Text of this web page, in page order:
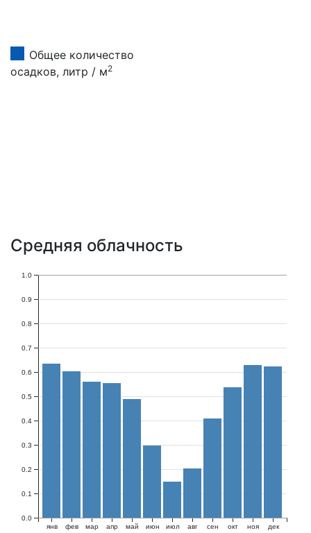
Общее количество
осадков, литр / м2
Средняя облачность
янв фев мар апр май июн июл авг сен окт ноя дек
0.0
0.1
0.2
0.3
0.4
0.5
0.6
0.7
0.8
0.9
1.0